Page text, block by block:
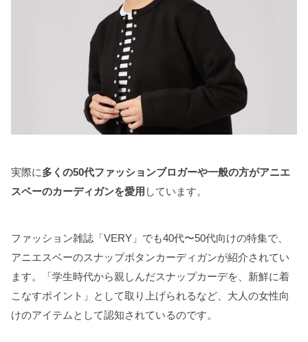
実際に多くの50代ファッションブロガーや一般の方がアニエ
スベーのカーディガンを愛用 しています。
ファッション雑誌「VERY」でも40代〜50代向けの特集で、
アニエスベーのスナップボタンカーディガンが紹介されてい
ます。「学生時代から親しんだスナップカーデを、新鮮に着
こなすポイント」として取り上げられるなど、大人の女性向
けのアイテムとして認知されているのです。